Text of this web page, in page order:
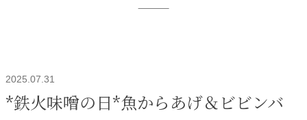
2025.07.31
*鉄火味噌の日*魚からあげ＆ビビンバ